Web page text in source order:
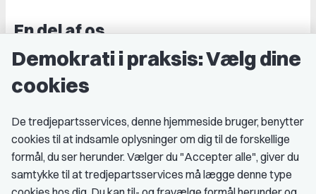
En del af os
Grupper og kredse
Studenterorganisationer
Medlemskab
Fordele som medlem
Demokrati i praksis: Vælg dine
cookies
De tredjepartsservices, denne hjemmeside bruger, benytter
cookies til at indsamle oplysninger om dig til de forskellige
formål, du ser herunder. Vælger du "Accepter alle", giver du
samtykke til at tredjepartsservices må lægge denne type